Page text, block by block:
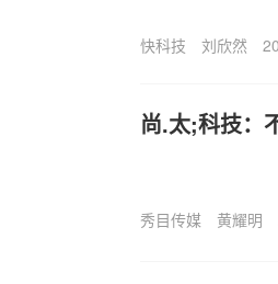
快科技 刘欣然
尚.太;科技：
秀目传媒 黄耀明